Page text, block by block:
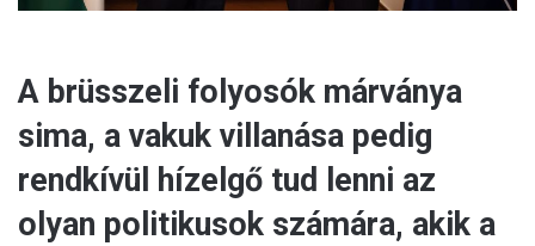
A brüsszeli folyosók márványa
sima, a vakuk villanása pedig
rendkívül hízelgő tud lenni az
olyan politikusok számára, akik a